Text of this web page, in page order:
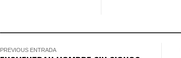
PREVIOUS ENTRADA